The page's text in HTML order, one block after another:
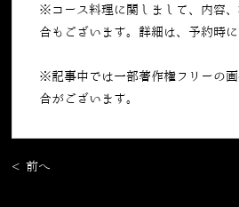
※コース料理に関しまして、内容
合もございます。詳細は、予約時に
※記事中では一部著作権フリーの
合がございます。
< 前へ